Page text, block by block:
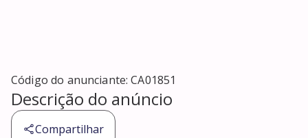
Código do anunciante:CA01851
Descrição do anúncio
Compartilhar